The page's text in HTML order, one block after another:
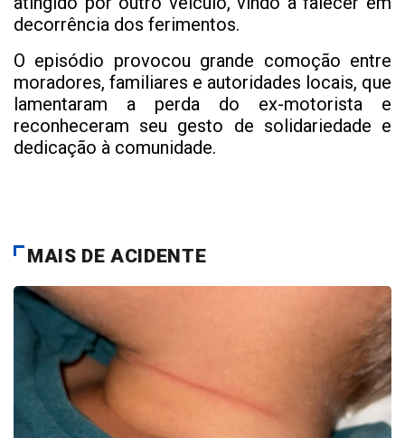
decorrência dos ferimentos.
O episódio provocou grande comoção entre
moradores, familiares e autoridades locais, que
lamentaram a perda do ex-motorista e
reconheceram seu gesto de solidariedade e
dedicação à comunidade.
MAIS DE ACIDENTE